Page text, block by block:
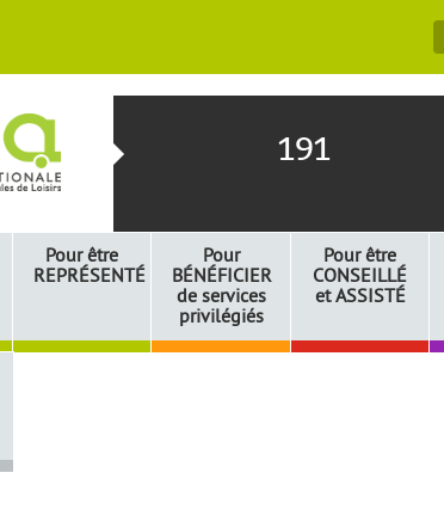
191
Pour être
REPRÉSENTÉ
Pour
BÉNÉFICIER
de services
privilégiés
Pour être
CONSEILLÉ
etASSISTÉ